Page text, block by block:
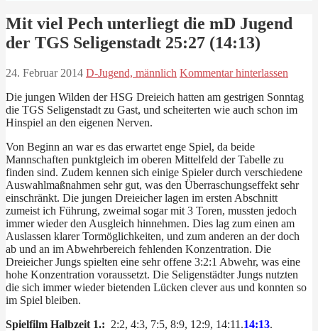
Mit viel Pech unterliegt die mD Jugend
der TGS Seligenstadt 25:27 (14:13)
24. Februar 2014 D-Jugend, männlich Kommentar hinterlassen
Die jungen Wilden der HSG Dreieich hatten am gestrigen Sonntag
die TGS Seligenstadt zu Gast, und scheiterten wie auch schon im
Hinspiel an den eigenen Nerven.
Von Beginn an war es das erwartet enge Spiel, da beide
Mannschaften punktgleich im oberen Mittelfeld der Tabelle zu
finden sind. Zudem kennen sich einige Spieler durch verschiedene
Auswahlmaßnahmen sehr gut, was den Überraschungseffekt sehr
einschränkt. Die jungen Dreieicher lagen im ersten Abschnitt
zumeist ich Führung, zweimal sogar mit 3 Toren, mussten jedoch
immer wieder den Ausgleich hinnehmen. Dies lag zum einen am
Auslassen klarer Tormöglichkeiten, und zum anderen an der doch
ab und an im Abwehrbereich fehlenden Konzentration. Die
Dreieicher Jungs spielten eine sehr offene 3:2:1 Abwehr, was eine
hohe Konzentration voraussetzt. Die Seligenstädter Jungs nutzten
die sich immer wieder bietenden Lücken clever aus und konnten so
im Spiel bleiben.
Spielfilm Halbzeit 1.: 2:2, 4:3, 7:5, 8:9, 12:9, 14:11.14:13.